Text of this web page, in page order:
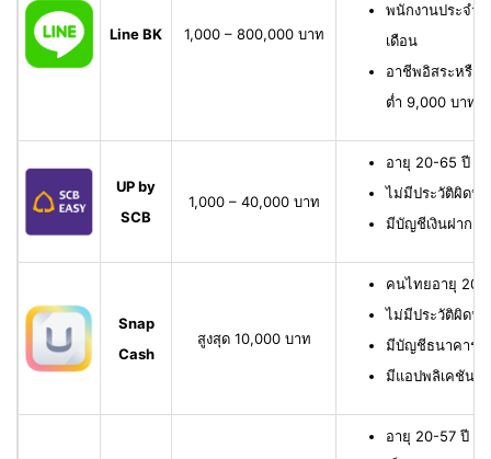
Line BK 1,000 – 800,000 บาท
พนักงานประจำ
เดือน
อาชีพอิสระหรือ
ต่ำ 9,000 บาทต่
UP by
SCB
1,000 – 40,000 บาท
อายุ 20-65 ปี เ
ไม่มีประวัติผิดนั
มีบัญชีเงินฝาก
Snap
Cash
สูงสุด 10,000 บาท
คนไทยอายุ 20-
ไม่มีประวัติผิดนั
มีบัญชีธนาคาร ห
มีแอปพลิเคชัน
อายุ 20-57 ปี มี